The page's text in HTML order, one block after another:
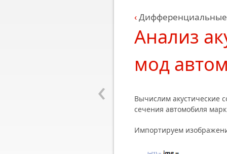
‹
Дифференциальные
Анализ
мод
Вычислим акустические
сечения автомобиля
Импортируем